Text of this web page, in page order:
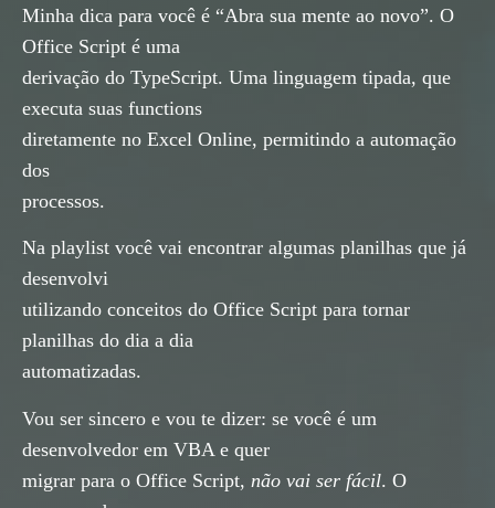
Minha dica para você é “Abra sua mente ao novo”. O
Office Script é uma
derivação do TypeScript. Uma linguagem tipada, que
executa suas functions
diretamente no Excel Online, permitindo a automação
dos
processos.
Na playlist você vai encontrar algumas planilhas que já
desenvolvi
utilizando conceitos do Office Script para tornar
planilhas do dia a dia
automatizadas.
Vou ser sincero e vou te dizer: se você é um
desenvolvedor em VBA e quer
migrar para o Office Script, não vai ser fácil. O